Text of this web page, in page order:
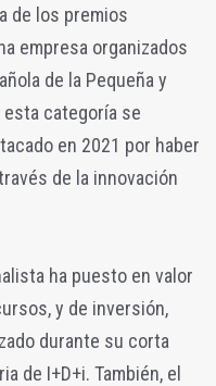
de los premios
empresa organizados
de la Pequeña y
esta categoría se
en 2021 por haber
de la innovación
ha puesto en valor
y de inversión,
durante su corta
de I+D+i. También, el